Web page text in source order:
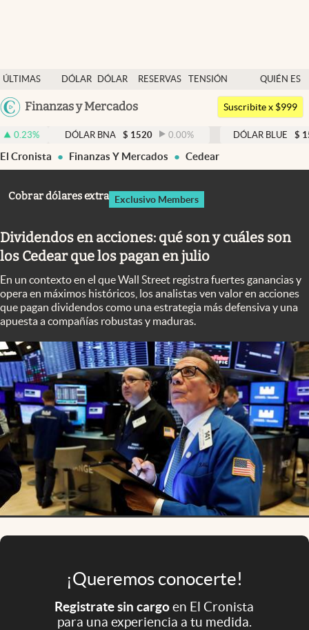
ÚLTIMAS
NOTICIAS
DÓLAR
DÓLAR
RESERVAS
TENSIÓN
GEOPOLÍTICA
QUIÉN ES
QUIÉN
Argentina
Finanzas y Mercados
Dólar
Members
Economía y Política
Finanzas y Mercados
Columnistas
Otras secciones
Apertura
Infotechnology
Clase
Clima
Mundial 2026
Eventos Corporativos
El Cronista Studio
Mediakit
abre en nueva pestaña
Argentina
Suscribite x $999
DÓLAR BNA $ 1520 0.00% DÓLAR BLUE $ 1530 -0.65
El Cronista Finanzas Y Mercados Cedear
Cobrar dólares extra Exclusivo Members
Dividendos en acciones: qué son y cuáles son
los Cedear que los pagan en julio
En un contexto en el que Wall Street registra fuertes ganancias y
opera en máximos históricos, los analistas ven valor en acciones
que pagan dividendos como una estrategia más defensiva y una
apuesta a compañías robustas y maduras.
¡Queremos conocerte!
Registrate sin cargoen El Cronista
para una experiencia a tu medida.